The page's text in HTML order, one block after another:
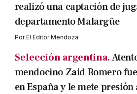
realizó una captación de
departamento Malargüe
PorEl Editor Mendoza
Selección argentina.
mendocino Zaid Romero
en España y le mete presión